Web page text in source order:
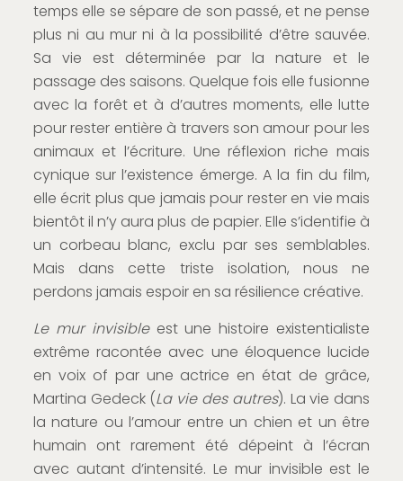
temps elle se sépare de son passé, et ne pense
plus ni au mur ni à la possibilité d’être sauvée.
Sa vie est déterminée par la nature et le
passage des saisons. Quelque fois elle fusionne
avec la forêt et à d’autres moments, elle lutte
pour rester entière à travers son amour pour les
animaux et l’écriture. Une réflexion riche mais
cynique sur l’existence émerge. A la fin du film,
elle écrit plus que jamais pour rester en vie mais
bientôt il n’y aura plus de papier. Elle s’identifie à
un corbeau blanc, exclu par ses semblables.
Mais dans cette triste isolation, nous ne
perdons jamais espoir en sa résilience créative.
Le mur invisibleest une histoire existentialiste
extrême racontée avec une éloquence lucide
en voix of par une actrice en état de grâce,
Martina Gedeck (La vie des autres). La vie dans
la nature ou l’amour entre un chien et un être
humain ont rarement été dépeint à l’écran
avec autant d’intensité. Le mur invisible est le